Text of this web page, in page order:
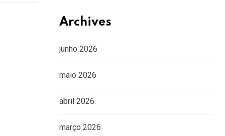
Archives
junho 2026
maio 2026
abril 2026
março 2026